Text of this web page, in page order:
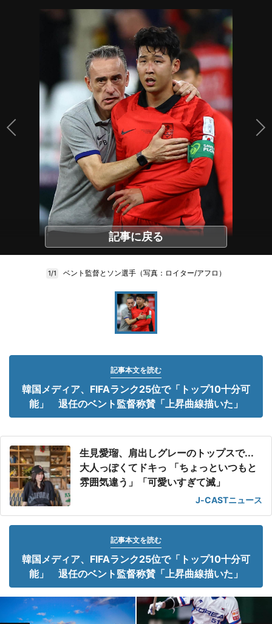
記事に戻る
1/1 ベント監督とソン選手（写真：ロイター/アフロ）
記事本文を読む
韓国メディア、FIFAランク25位で「トップ10十分可
能」 退任のベント監督称賛「上昇曲線描いた」
生見愛瑠、肩出しグレーのトップスで...
大人っぽくてドキっ 「ちょっといつもと
雰囲気違う」「可愛いすぎて滅」
J-CASTニュース
記事本文を読む
韓国メディア、FIFAランク25位で「トップ10十分可
能」 退任のベント監督称賛「上昇曲線描いた」